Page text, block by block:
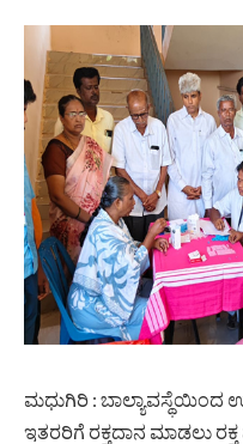
ಮಧುಗಿರಿ : ಬಾಲ್ಯಾವಸ್ಥೆಯಿಂದ
ಇತರರಿಗೆ ರಕ್ತದಾನ ಮಾಡಲು